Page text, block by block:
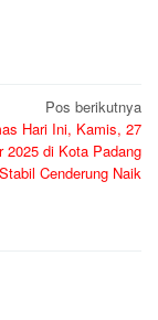
Pos berikutnya
Hari Ini, Kamis, 27
2025 di Kota Padang
Cenderung Naik